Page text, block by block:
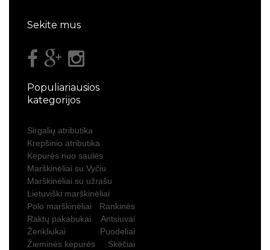
Sekite mus
Populiariausios
kategorijos
Sirgalių atributika
Krepšinio atributika
Kepurės nuo saulės
Marškinėliai su Vyčiu
Marškinėliai su užrašu
Lietuviški marškinėliai
Polo marškinėliai
Rankinės
Raktų pakabukai
Antsiuvai
Ženkliukai
Puodeliai
Žieminės kepurės
Skėčiai